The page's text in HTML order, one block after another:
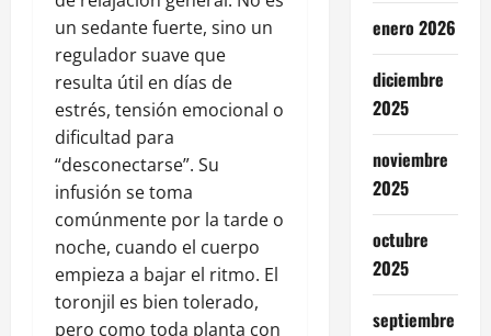
un sedante fuerte, sino un
regulador suave que
resulta útil en días de
estrés, tensión emocional o
dificultad para
“desconectarse”. Su
infusión se toma
comúnmente por la tarde o
noche, cuando el cuerpo
empieza a bajar el ritmo. El
toronjil es bien tolerado,
pero como toda planta con
enero 2026
diciembre
2025
noviembre
2025
octubre
2025
septiembre